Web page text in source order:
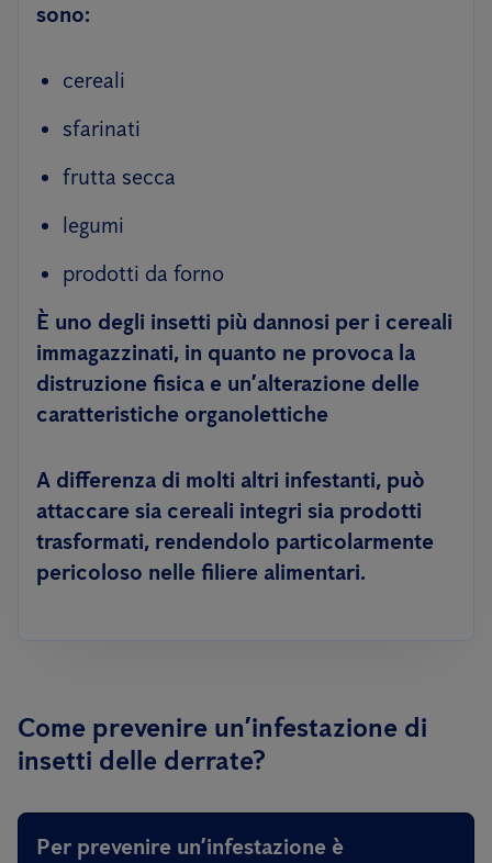
sono:
cereali
sfarinati
frutta secca
legumi
prodotti da forno
È uno degli insetti più dannosi per i cereali
immagazzinati, in quanto ne provoca la
distruzione fisica e un’alterazione delle
caratteristiche organolettiche
A differenza di molti altri infestanti, può
attaccare sia cereali integri sia prodotti
trasformati, rendendolo particolarmente
pericoloso nelle filiere alimentari.
Come prevenire un’infestazione di
insetti delle derrate?
Per prevenire un’infestazione è